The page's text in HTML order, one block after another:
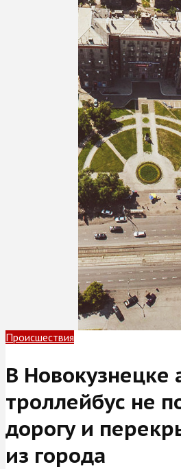
Происшествия
В Новокузнецке
троллейбус не
дорогу и
из города